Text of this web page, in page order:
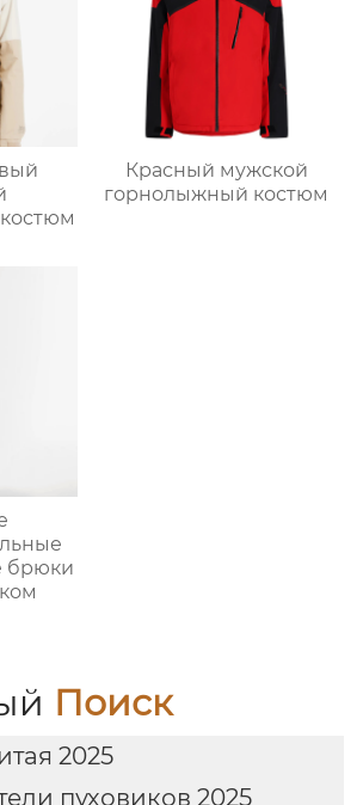
Красный мужской
горнолыжный костюм
брюки
Поиск
2025
пуховиков 2025